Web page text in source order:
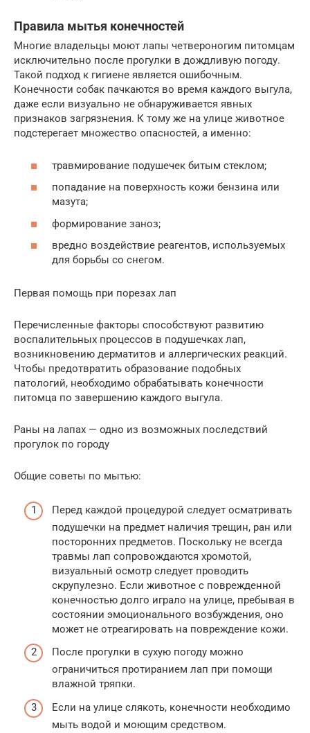
Правила мытья конечностей
Многие владельцы моют лапы четвероногим питомцам
исключительно после прогулки в дождливую погоду.
Такой подход к гигиене является ошибочным.
Конечности собак пачкаются во время каждого выгула,
даже если визуально не обнаруживается явных
признаков загрязнения. К тому же на улице животное
подстерегает множество опасностей, а именно:
травмирование подушечек битым стеклом;
попадание на поверхность кожи бензина или
мазута;
формирование заноз;
вредно воздействие реагентов, используемых
для борьбы со снегом.
Первая помощь при порезах лап
Перечисленные факторы способствуют развитию
воспалительных процессов в подушечках лап,
возникновению дерматитов и аллергических реакций.
Чтобы предотвратить образование подобных
патологий, необходимо обрабатывать конечности
питомца по завершению каждого выгула.
Раны на лапах — одно из возможных последствий
прогулок по городу
Общие советы по мытью:
Перед каждой процедурой следует осматривать
подушечки на предмет наличия трещин, ран или
посторонних предметов. Поскольку не всегда
травмы лап сопровождаются хромотой,
визуальный осмотр следует проводить
скрупулезно. Если животное с поврежденной
конечностью долго играло на улице, пребывая в
состоянии эмоционального возбуждения, оно
может не отреагировать на повреждение кожи.
После прогулки в сухую погоду можно
ограничиться протиранием лап при помощи
влажной тряпки.
Если на улице слякоть, конечности необходимо
мыть водой и моющим средством.